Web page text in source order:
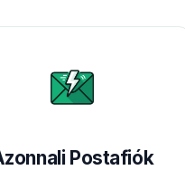
Postafiók